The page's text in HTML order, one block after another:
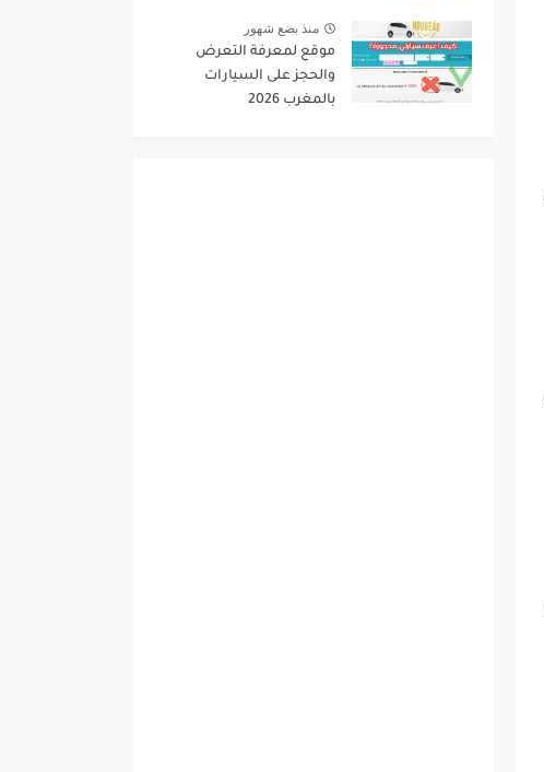
منذ بضع شهور
موقع لمعرفة التعرض
والحجز على السيارات
بالمغرب 2026